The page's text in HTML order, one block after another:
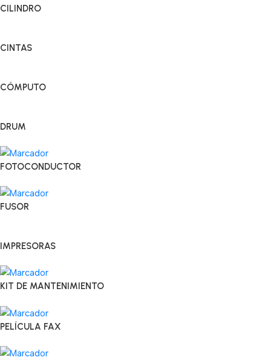
CILINDRO
CINTAS
CÓMPUTO
DRUM
FOTOCONDUCTOR
FUSOR
IMPRESORAS
KIT DE MANTENIMIENTO
PELÍCULA FAX